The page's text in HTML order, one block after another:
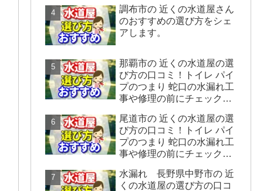
す。
調布市の 近くの水道屋さん
のおすすめの選び方をシェ
アします。
那覇市の 近くの水道屋の選
び方の口コミ！トイレ パイ
プのつまり 蛇口の水漏れ工
事や修理の前にチェックす
尾道市の 近くの水道屋の選
び方の口コミ！トイレ パイ
プのつまり 蛇口の水漏れ工
事や修理の前にチェックす
水漏れ 長野県中野市の 近
くの水道屋の選び方の口コ